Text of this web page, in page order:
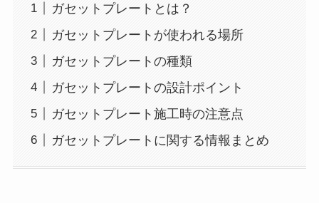
ガセットプレートとは？
ガセットプレートが使われる場所
ガセットプレートの種類
ガセットプレートの設計ポイント
ガセットプレート施工時の注意点
ガセットプレートに関する情報まとめ